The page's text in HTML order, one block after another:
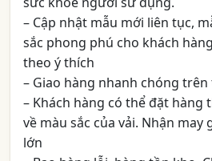
– Cập nhật mẫu mới liên tục,
sắc phong phú cho khách
theo ý thích
– Giao hàng nhanh chóng
– Khách hàng có thể đặt hàng
về màu sắc của vải. Nhận may
lớn